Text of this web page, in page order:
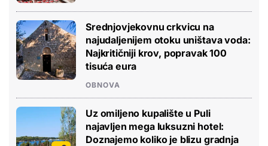
Srednjovjekovnu crkvicu na
najudaljenijem otoku uništava voda:
Najkritičniji krov, popravak 100
tisuća eura
OBNOVA
Uz omiljeno kupalište u Puli
najavljen mega luksuzni hotel:
Doznajemo koliko je blizu gradnja